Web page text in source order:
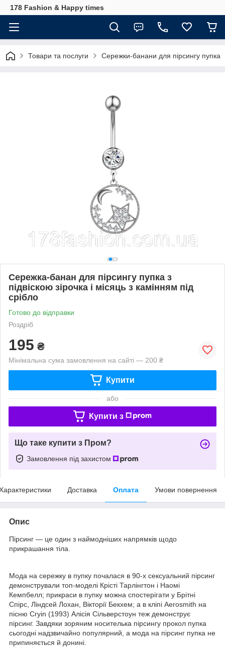
178 Fashion & Happy times
Товари та послуги Сережки-банани для пірсингу пупка
Сережка-банан для пірсингу пупка з
підвіскою зірочка і місяць з камінням під
срібло
Готово до відправки
Роздріб
195 ₴
Мінімальна сума замовлення на сайті — 200 ₴
Купити
або
Купити з
Що таке купити з Пром?
Замовлення під захистом
Доставка Оплата Умови повернення
Опис
Пірсинг — це один з наймодніших напрямків щодо
прикрашання тіла.
Мода на сережку в пупку почалася в 90-х сексуальний пірсинг
демонстрували топ-моделі Крісті Тарлінгтон і Наомі
Кемпбелл; прикраси в пупку можна спостерігати у Брітні
Спірс, Ліндсей Лохан, Вікторії Бекхем; а в кліпі Aerosmith на
пісню Cryin (1993) Алісія Сільверстоун теж демонструє
пірсинг. Завдяки зоряним носителька пірсингу прокол пупка
сьогодні надзвичайно популярний, а мода на пірсинг пупка не
припиняється й донині.